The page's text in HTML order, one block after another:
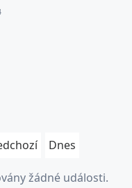
Dnes
žádné události.